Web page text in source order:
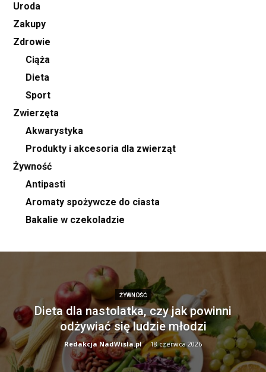
Uroda
Zakupy
Zdrowie
Ciąża
Dieta
Sport
Zwierzęta
Akwarystyka
Produkty i akcesoria dla zwierząt
Żywność
Antipasti
Aromaty spożywcze do ciasta
Bakalie w czekoladzie
ŻYWNOŚĆ
Dieta dla nastolatka, czy jak powinni
odżywiać się ludzie młodzi
Redakcja NadWisla.pl - 18 czerwca 2026